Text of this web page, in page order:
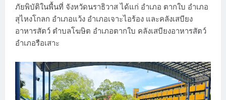
ภัยพิบัติในพื้นที่ จังหวัดนราธิวาส ได้แก่ อำเภอ ตากใบ อำเภอ
สุไหงโกลก อำเภอแว้ง อำเภอเจาะไอร้อง และคลังเสบียง
อาหารสัตว์ ตำบลโฆษิต อำเภอตากใบ คลังเสบียงอาหารสัตว์
อำเภอรือเสาะ